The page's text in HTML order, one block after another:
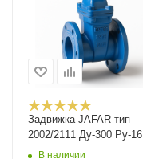
Задвижка JAFAR тип
2002/2111 Ду-300 Ру-16
В наличии